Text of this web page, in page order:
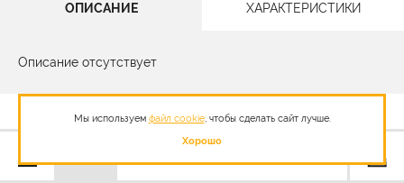
ОПИСАНИЕ ХАРАКТЕРИСТИКИ
Описание отсутствует
Мы используем файл cookie, чтобы сделать сайт лучше.
Хорошо